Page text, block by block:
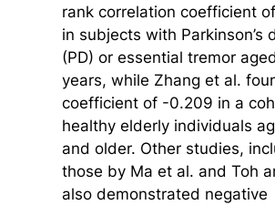
rank correlation coefficient
in subjects with Parkinson’s
(PD) or essential tremor
years, while Zhang et al.
coefficient of -0.209 in a
healthy elderly individuals
and older. Other studies,
those by Ma et al. and Toh
also demonstrated negative